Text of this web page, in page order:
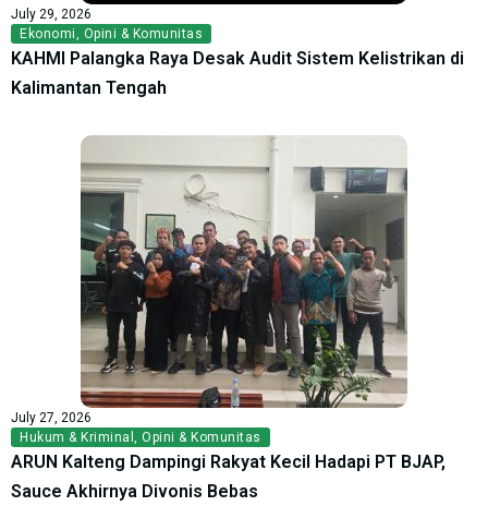
July 29, 2026
Ekonomi, Opini & Komunitas
KAHMI Palangka Raya Desak Audit Sistem Kelistrikan di
Kalimantan Tengah
July 27, 2026
Hukum & Kriminal , Opini & Komunitas
ARUN Kalteng Dampingi Rakyat Kecil Hadapi PT BJAP,
Sauce Akhirnya Divonis Bebas